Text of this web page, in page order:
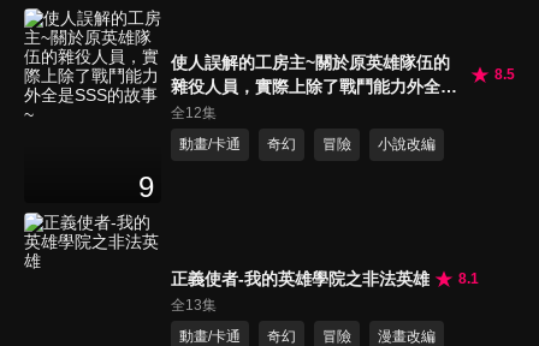
9
使人誤解的工房主~關於原英雄隊伍的
雜役人員，實際上除了戰鬥能力外全是
SSS的故事~
8.5
全12集
動畫/卡通
奇幻 冒險 小說改編
正義使者-我的英雄學院之非法英雄
8.1
全13集
動畫/卡通
奇幻 冒險 漫畫改編